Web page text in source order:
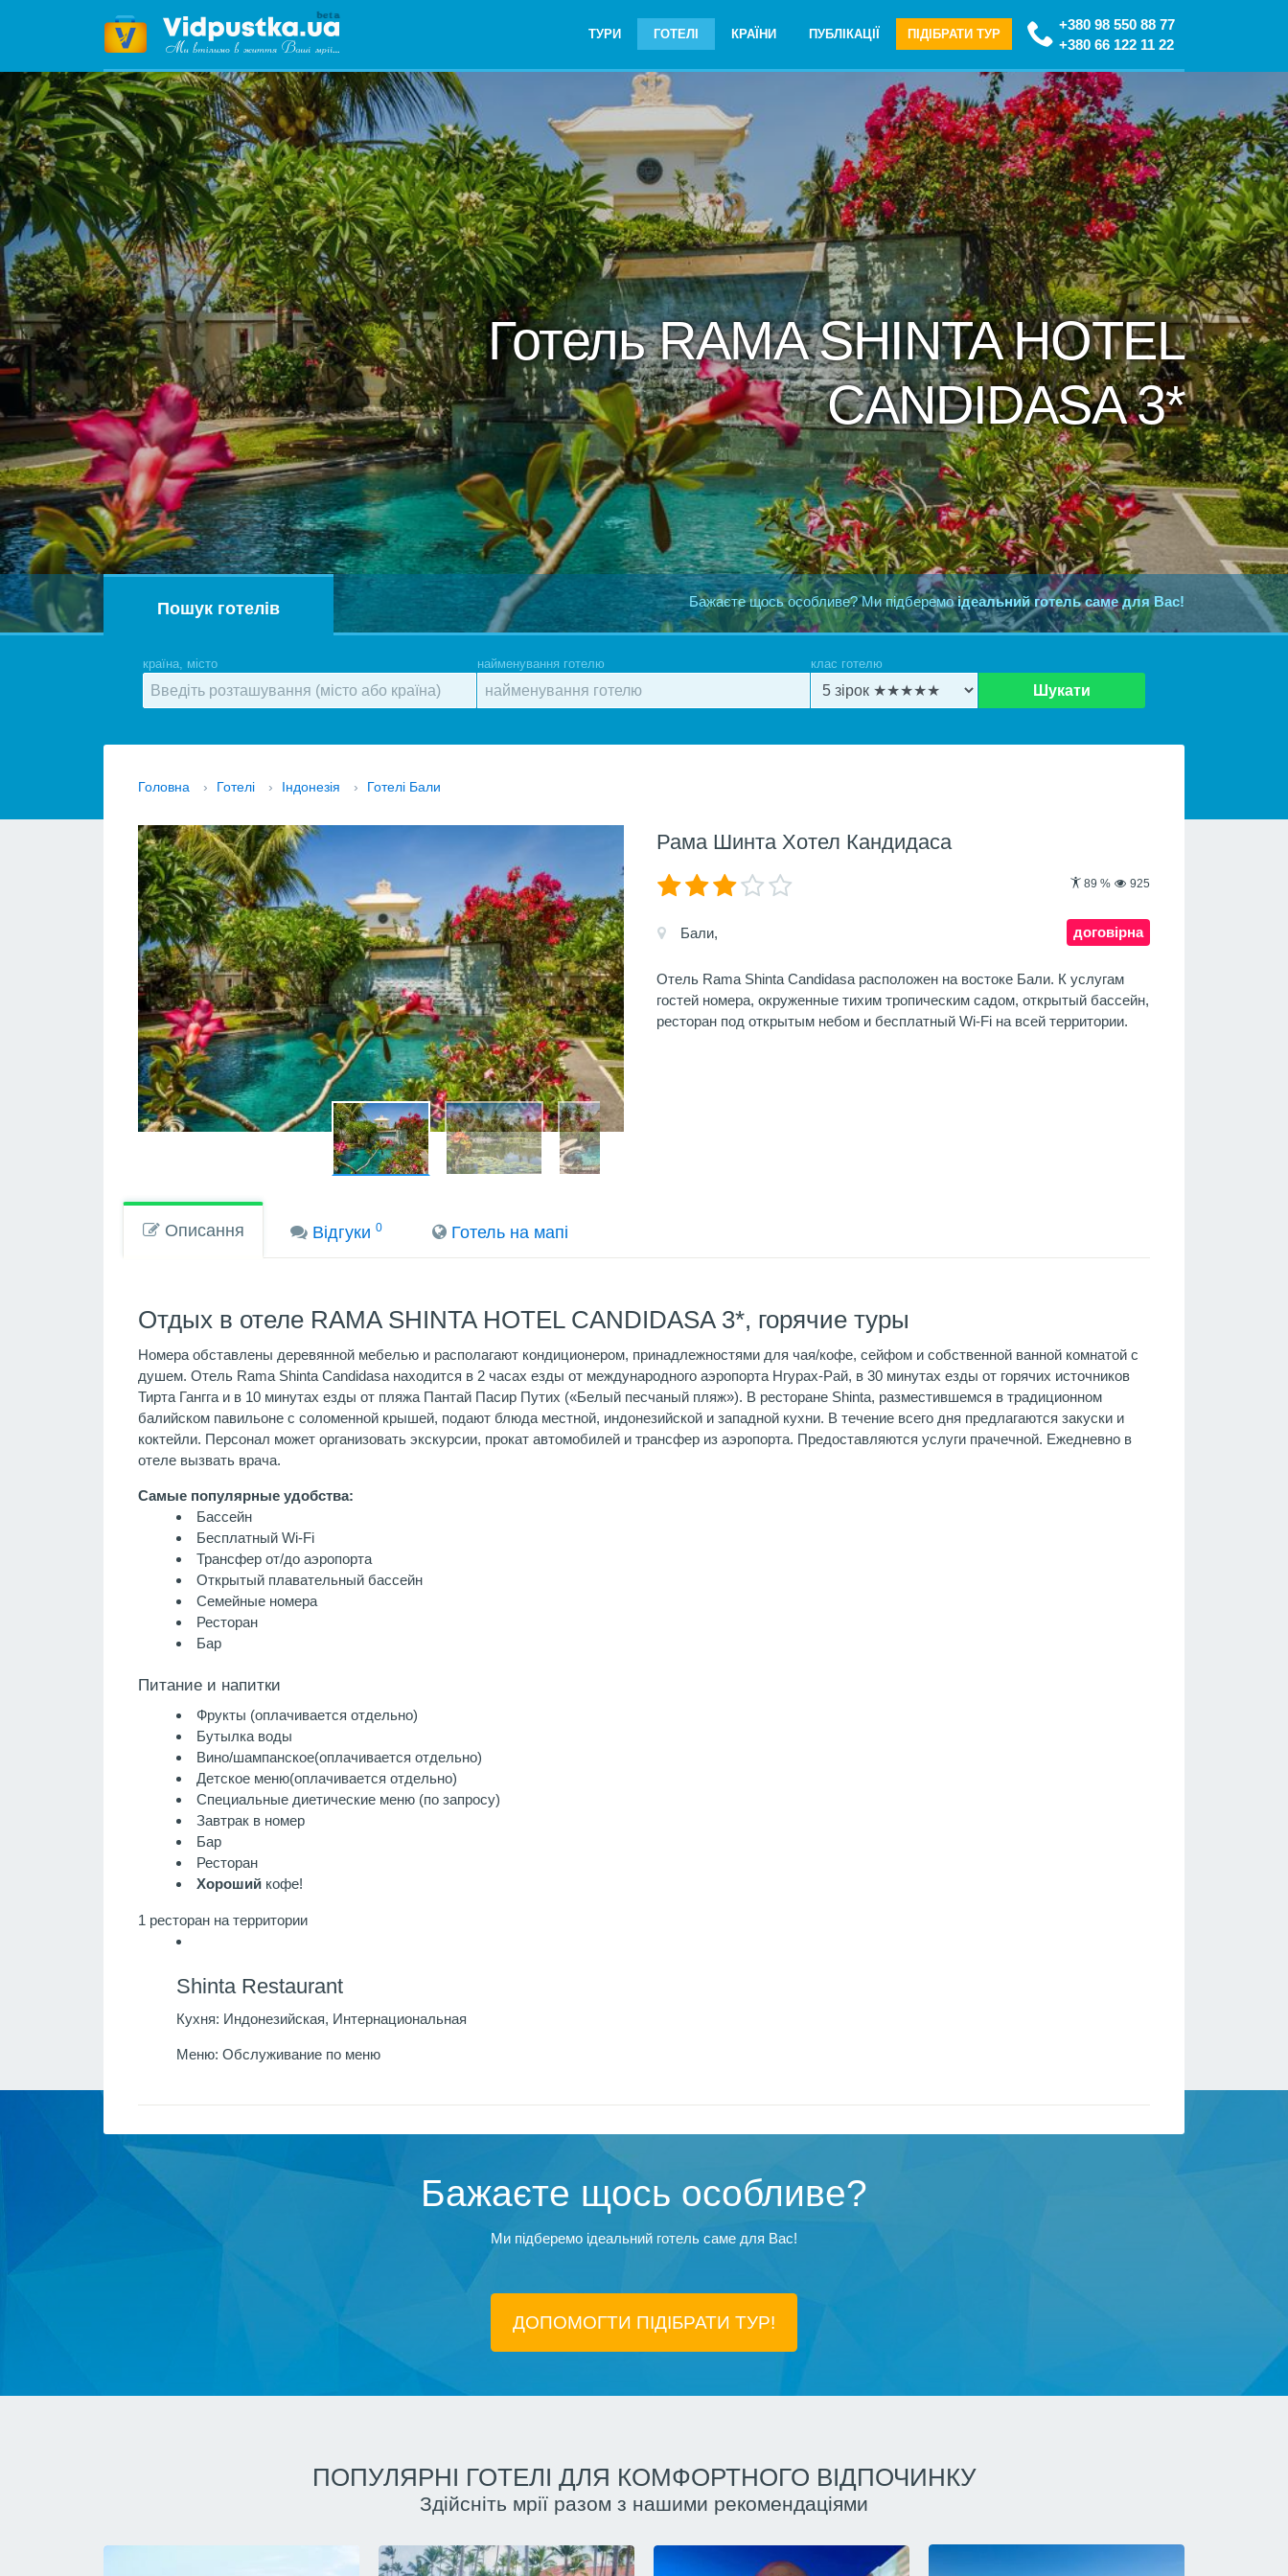
+380 98 550 88 77
+380 66 122 11 22
ТУРИ ГОТЕЛІ КРАЇНИ ПУБЛІКАЦІЇ ПІДІБРАТИ ТУР
Готель RAMA SHINTA HOTEL
CANDIDASA 3*
Бажаєте щось особливе? Ми підберемоідеальний готель саме для Вас!
Пошук готелів
країна, місто найменування готелю клас готелю
Шукати
Головна › Готелі › Індонезія › Готелі Бали
Рама Шинта Хотел Кандидаса
89 % 925
договірна
Бали,
Отель Rama Shinta Candidasa расположен на востоке Бали. К услугам
гостей номера, окруженные тихим тропическим садом, открытый бассейн,
ресторан под открытым небом и бесплатный Wi-Fi на всей территории.
Описання Вiдгуки0 Готель на мапi
Отдых в отеле RAMA SHINTA HOTEL CANDIDASA 3*, горячие туры
Номера обставлены деревянной мебелью и располагают кондиционером, принадлежностями для чая/кофе, сейфом и собственной ванной комнатой с
душем. Отель Rama Shinta Candidasa находится в 2 часах езды от международного аэропорта Нгурах-Рай, в 30 минутах езды от горячих источников
Тирта Гангга и в 10 минутах езды от пляжа Пантай Пасир Путих («Белый песчаный пляж»). В ресторане Shinta, разместившемся в традиционном
балийском павильоне с соломенной крышей, подают блюда местной, индонезийской и западной кухни. В течение всего дня предлагаются закуски и
коктейли. Персонал может организовать экскурсии, прокат автомобилей и трансфер из аэропорта. Предоставляются услуги прачечной. Ежедневно в
отеле вызвать врача.
Самые популярные удобства:
Бассейн
Бесплатный Wi-Fi
Трансфер от/до аэропорта
Открытый плавательный бассейн
Семейные номера
Ресторан
Бар
Питание и напитки
Фрукты (оплачивается отдельно)
Бутылка воды
Вино/шампанское(оплачивается отдельно)
Детское меню(оплачивается отдельно)
Специальные диетические меню (по запросу)
Завтрак в номер
Бар
Ресторан
Хорошийкофе!
1 ресторан на территории
Shinta Restaurant
Кухня: Индонезийская, Интернациональная
Меню: Обслуживание по меню
Бажаєте щось особливе?
Ми підберемо ідеальний готель саме для Вас!
ДОПОМОГТИ ПІДIБРАТИ ТУР!
ПОПУЛЯРНІ ГОТЕЛІ ДЛЯ КОМФОРТНОГО ВІДПОЧИНКУ
Здійсніть мрії разом з нашими рекомендаціями